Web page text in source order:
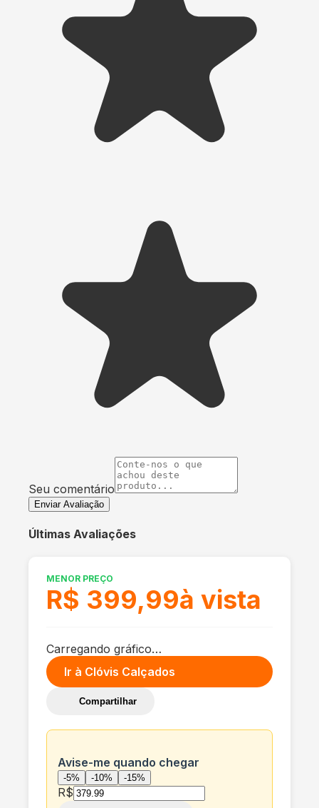
Seu comentário
Enviar Avaliação
Últimas Avaliações
MENOR PREÇO
R$ 399,99à vista
Carregando gráfico…
Ir à Clóvis Calçados
Compartilhar
Avise-me quando chegar
-5% -10% -15%
R$